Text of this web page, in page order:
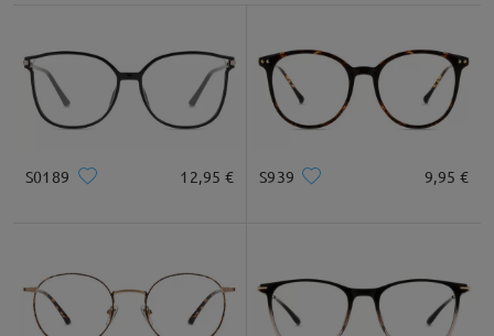
S0189 12,95 € S939 9,95 €